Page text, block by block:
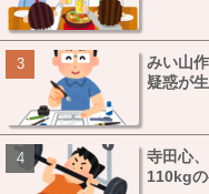
みい山
疑惑が
寺田心
110kg